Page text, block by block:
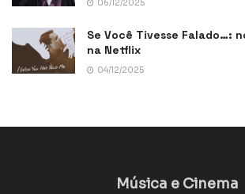
06/12/2025
Se Você Tivesse Falado…:
na Netflix
04/12/2025
Música e Cinema